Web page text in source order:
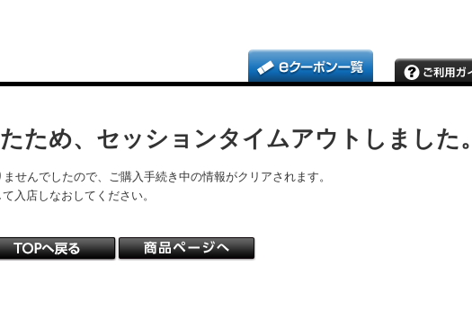
ため、セッションタイムアウトしました。
せんでしたので、ご購入手続き中の情報がクリアされます。
入店しなおしてください。